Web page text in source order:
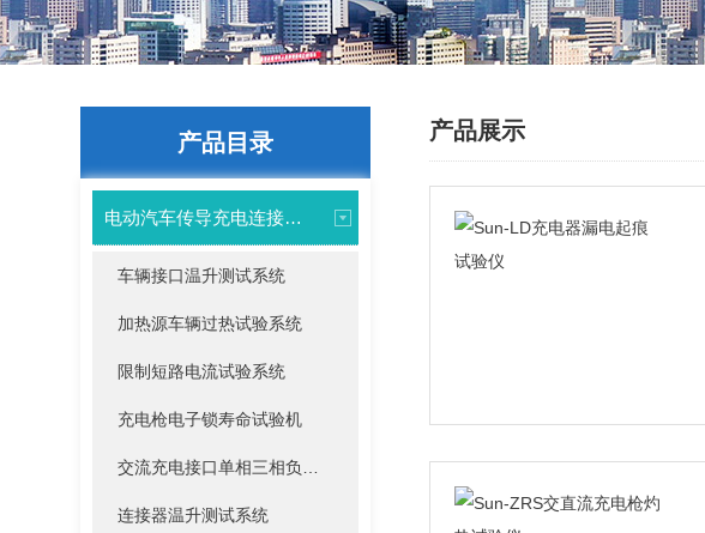
产品目录
电动汽车传导充电连接装置（交直流）
车辆接口温升测试系统
加热源车辆过热试验系统
限制短路电流试验系统
充电枪电子锁寿命试验机
连接器温升测试系统
产品展示